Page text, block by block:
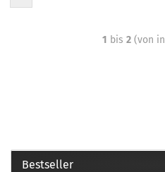
1 bis 2(von
Bestseller